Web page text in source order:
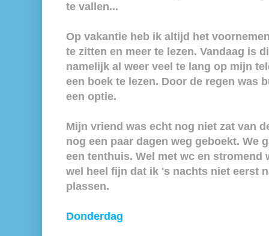
te vallen...
Op vakantie heb ik altijd het
te zitten en meer te lezen. Vandaag is
namelijk al weer veel te lang op mijn
een boek te lezen. Door de regen was
een optie.
Mijn vriend was echt nog niet zat van
nog een paar dagen weg geboekt. We
een tenthuis. Wel met wc en stromend
wel heel fijn dat ik 's nachts niet eerst
plassen.
Donderdag